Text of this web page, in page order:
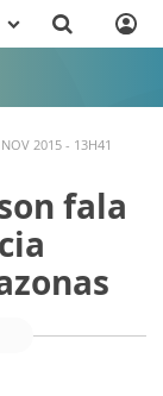
2015 - 13H41
fala